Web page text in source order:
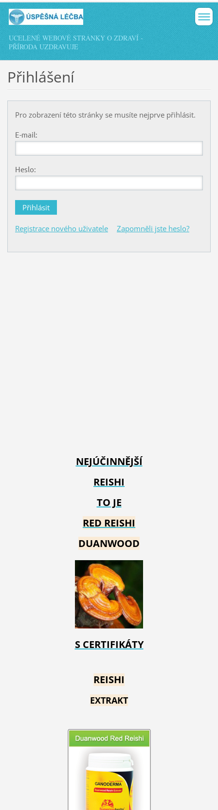
UCELENÉ WEBOVÉ STRÁNKY O ZDRAVÍ -
PŘÍRODA UZDRAVUJE
Přihlášení
Pro zobrazení této stránky se musíte nejprve přihlásit.
E-mail:
Heslo:
Registrace nového uživatele Zapomněli jste heslo?
NEJÚČINNĚJŠÍ
REISHI
TO JE
RED REISHI
DUANWOOD
S CERTIFIKÁTY
REISHI
EXTRAKT